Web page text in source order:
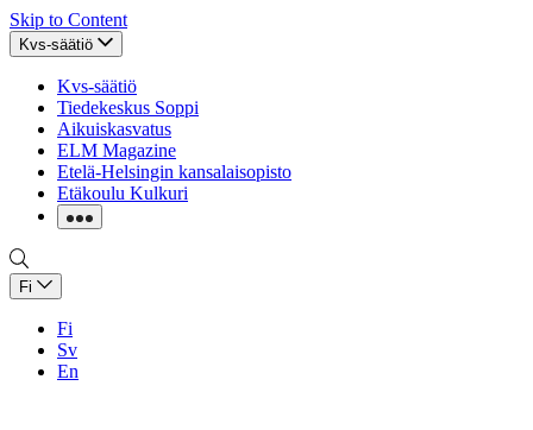
Skip to Content
Kvs-säätiö
Kvs-säätiö
Tiedekeskus Soppi
Aikuiskasvatus
ELM Magazine
Etelä-Helsingin kansalaisopisto
Etäkoulu Kulkuri
Fi
Fi
Sv
En